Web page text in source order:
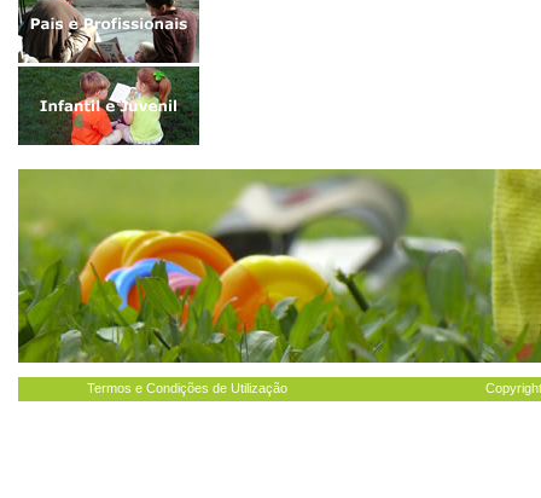
Termos e Condições de Utilização